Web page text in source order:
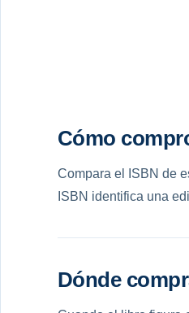
Cómo
Compara el ISBN de
ISBN identifica una
Dónde